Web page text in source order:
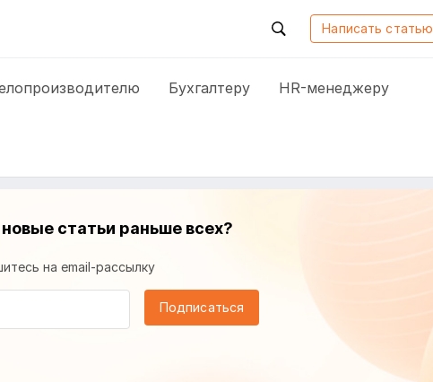
Написать статью
Бухгалтеру HR-менеджеру
статьи раньше всех?
на email-рассылку
Подписаться